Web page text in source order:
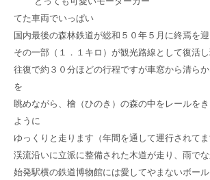
てた車両でいっぱい
国内最後の森林鉄道が総和５０年５月に終焉を迎
その一部（１．１キロ）が観光路線として復活
往復で約３０分ほどの行程ですが車窓から清ら
を
眺めながら、檜（ひのき）の森の中をレールを
ように
ゆっくりと走ります（年間を通して運行されてま
渓流沿いに立派に整備された木道が走り、雨で
始発駅横の鉄道博物館には愛してやまないボー